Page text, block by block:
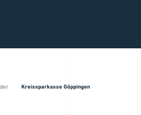
Kreissparkasse Göppingen